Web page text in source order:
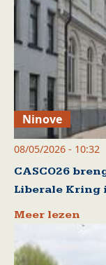
Ninove
08/05/2026 - 10:32
CASCO26
Liberale Kring
Meer lezen